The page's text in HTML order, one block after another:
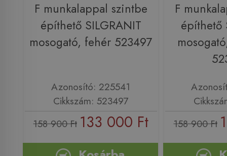
F munkalappal szintbe
építhető SILGRANIT
mosogató, fehér 523497
Azonosító: 225541
Cikkszám: 523497
158 900 Ft 133 000 Ft
F
építhető
158 900 Ft